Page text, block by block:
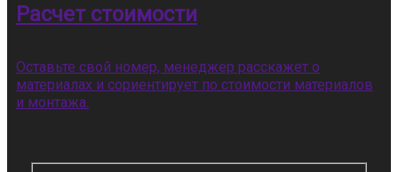
Расчет стоимости
Оставьте свой номер, менеджер расскажет о
материалах и сориентирует по стоимости материалов
и монтажа.